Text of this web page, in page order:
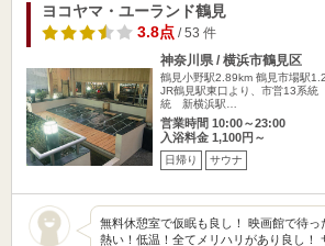
ヨコヤマ・ユーランド鶴見
3.8点/ 53 件
神奈川県 / 横浜市鶴見区
鶴見小野駅2.89km 鶴見市場駅
JR鶴見駅東口より、市営13系
統 新横浜駅…
営業時間 10:00～23:00
入浴料金 1,100円～
日帰り サウナ
無料休憩室で仮眠も良し！ 映画館で待っ
熱い！低温！全てメリハリがあり良し！